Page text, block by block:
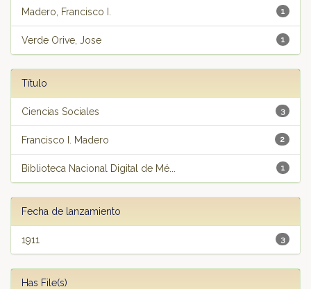
1
Madero, Francisco I.
1
Verde Orive, Jose
Título
3
Ciencias Sociales
2
Francisco I. Madero
1
Biblioteca Nacional Digital de Mé...
Fecha de lanzamiento
3
1911
Has File(s)